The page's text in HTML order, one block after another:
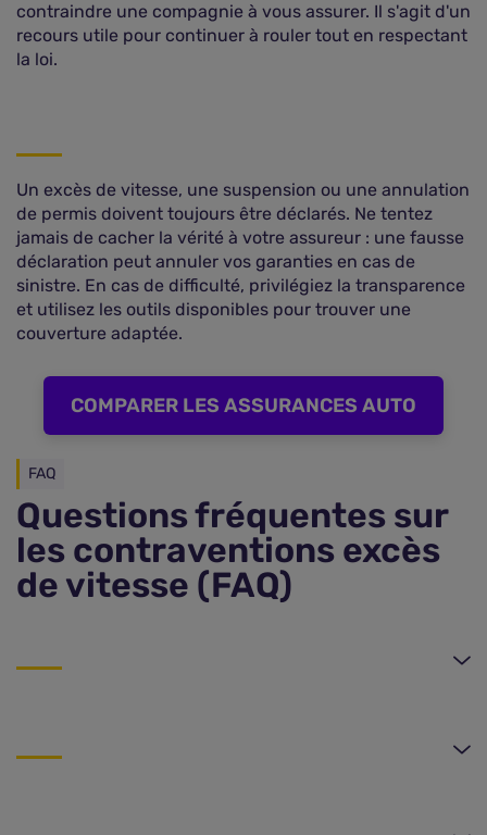
contraindre une compagnie à vous assurer. Il s'agit d'un
recours utile pour continuer à rouler tout en respectant
la loi.
Un excès de vitesse, une suspension ou une annulation
de permis doivent toujours être déclarés. Ne tentez
jamais de cacher la vérité à votre assureur : une fausse
déclaration peut annuler vos garanties en cas de
sinistre. En cas de difficulté, privilégiez la transparence
et utilisez les outils disponibles pour trouver une
couverture adaptée.
COMPARER LES ASSURANCES AUTO
FAQ
Questions fréquentes sur
les contraventions excès
de vitesse (FAQ)